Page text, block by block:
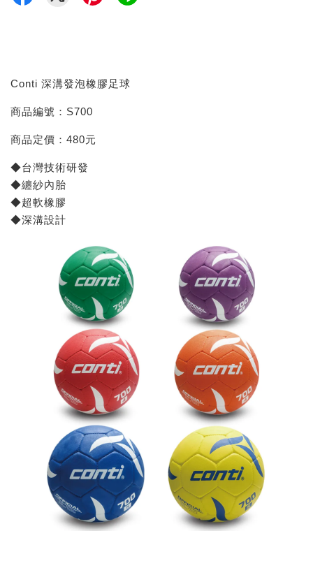
Conti 深溝發泡橡膠足球
商品編號：S700
商品定價：480元
◆台灣技術研發
◆纏紗內胎
◆超軟橡膠
◆深溝設計